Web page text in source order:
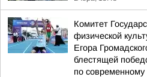
Комитет
физической
Егора
блестящей
по